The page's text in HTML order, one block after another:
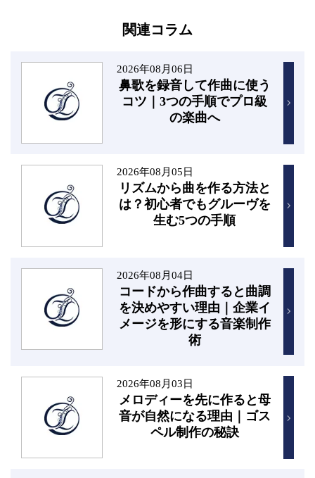
関連コラム
2026年08月06日
鼻歌を録音して作曲に使う
コツ｜3つの手順でプロ級
の楽曲へ
2026年08月05日
リズムから曲を作る方法と
は？初心者でもグルーヴを
生む5つの手順
2026年08月04日
コードから作曲すると曲調
を決めやすい理由｜企業イ
メージを形にする音楽制作
術
2026年08月03日
メロディーを先に作ると母
音が自然になる理由｜ゴス
ペル制作の秘訣